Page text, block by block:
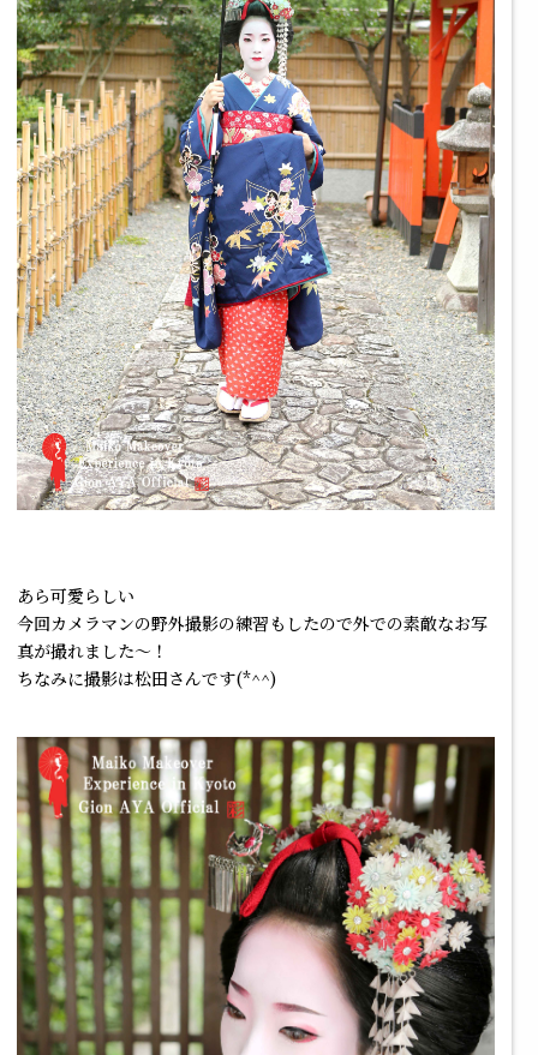
あら可愛らしい
今回カメラマンの野外撮影の練習もしたので外での素敵なお写
真が撮れました～！
ちなみに撮影は松田さんです(*^^)